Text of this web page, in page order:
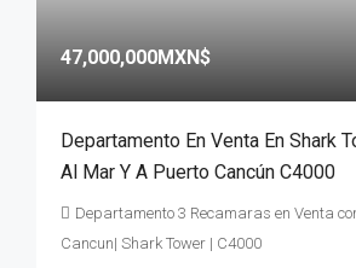
47,000,000MXN$
Departamento En Venta En Shark
Al Mar Y A Puerto Cancún C4000
Departamento 3 Recamaras en Venta
Cancun| Shark Tower | C4000